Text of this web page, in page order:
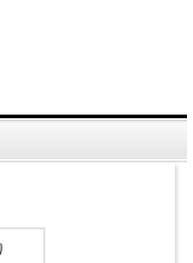
目安です。